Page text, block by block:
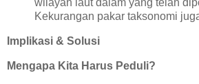
wilayah laut dalam yang telah
Kekurangan pakar taksonomi
Implikasi & Solusi
Mengapa Kita Harus Peduli?